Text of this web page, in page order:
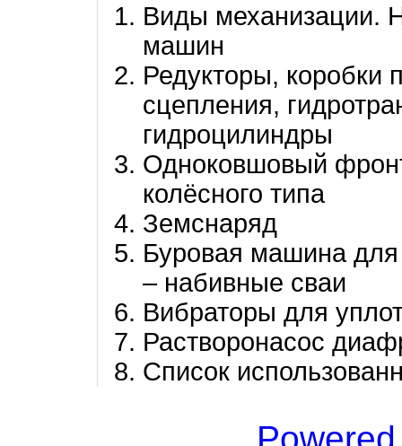
Виды механизации.
машин
Редукторы, коробки
сцепления,
гидроцилиндры
Одноковшовый
колёсного типа
Земснаряд
Буровая машина
– набивные сваи
Вибраторы для
Растворонасос
Список